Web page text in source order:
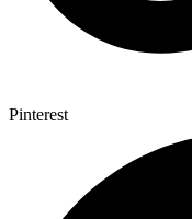
Pinterest